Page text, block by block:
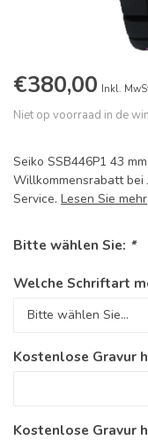
€380,00 Inkl.
Niet op voorraad in de
Seiko SSB446P1 43
Willkommensrabatt bei
Service. Lesen Sie mehr
Bitte wählen Sie: *
Welche Schriftart
Kostenlose Gravur
Kostenlose Gravur